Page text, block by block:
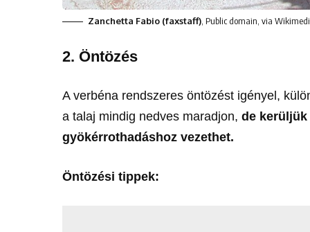
Zanchetta Fabio (faxstaff) , Public domain, via
2. Öntözés
A verbéna rendszeres öntözést igényel,
a talaj mindig nedves maradjon,de
gyökérrothadáshoz vezethet.
Öntözési tippek: